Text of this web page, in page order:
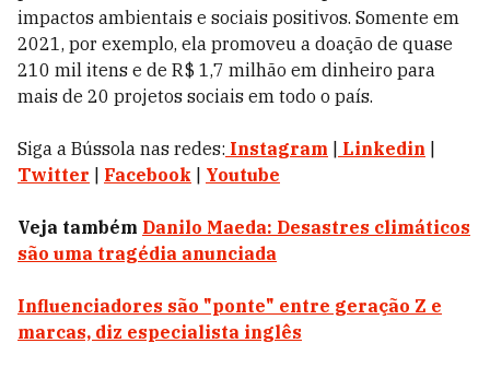
impactos ambientais e sociais positivos. Somente em
2021, por exemplo, ela promoveu a doação de quase
210 mil itens e de R$ 1,7 milhão em dinheiro para
mais de 20 projetos sociais em todo o país.
Siga a Bússola nas redes: Instagram Linkedin
Twitter
Facebook Youtube
Veja também Danilo Maeda: Desastres climáticos
são uma tragédia anunciada
Influenciadores são "ponte" entre geração Z e
marcas, diz especialista inglês